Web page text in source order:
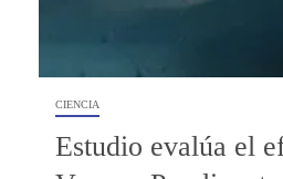
CIENCIA
Estudio evalúa el